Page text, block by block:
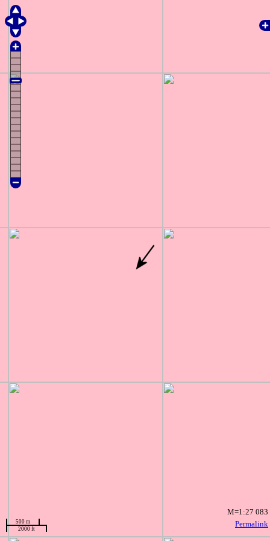
Permalink
500 m
2000 ft
M=1:27 083